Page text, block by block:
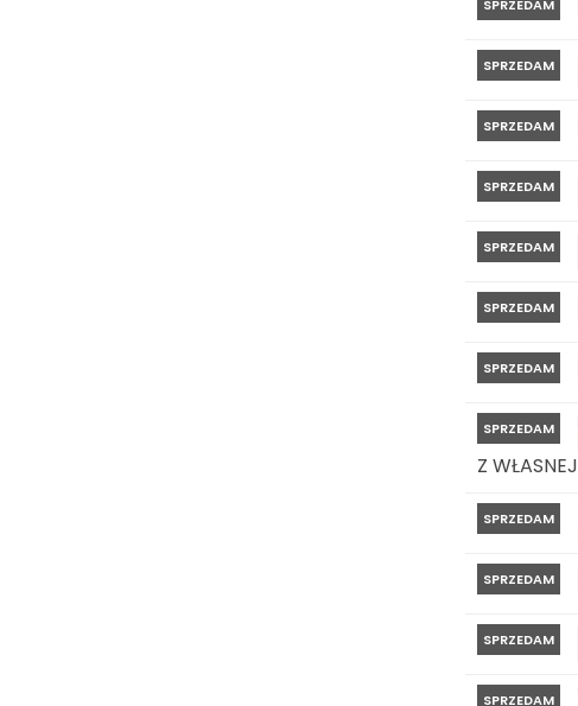
SPRZEDAM
SPRZEDAM
SPRZEDAM
SPRZEDAM
SPRZEDAM
SPRZEDAM
SPRZEDAM
SPRZEDAM
Z WŁASNEJ
SPRZEDAM
SPRZEDAM
SPRZEDAM
SPRZEDAM